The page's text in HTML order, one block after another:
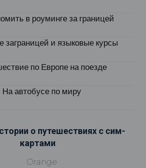
в роуминге за границей
заграницей и языковые курсы
по Европе на поезде
На автобусе по миру
о путешествиях с сим-
картами
Orange